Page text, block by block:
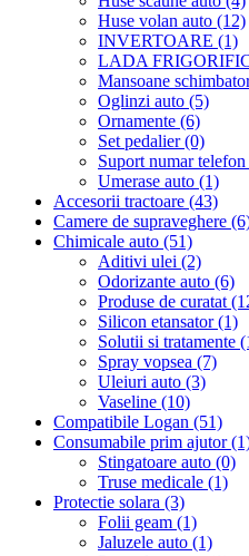
Huse volan auto (12)
INVERTOARE (1)
LADA
Mansoane
Oglinzi auto (5)
Ornamente (6)
Set pedalier (0)
Suport numar
Umerase auto (1)
Accesorii tractoare (43)
Camere de supraveghere
Chimicale auto (51)
Aditivi ulei (2)
Odorizante auto (6)
Produse de curatat
Silicon etansator (1)
Solutii si tratamente
Spray vopsea (7)
Uleiuri auto (3)
Vaseline (10)
Compatibile Logan (51)
Consumabile prim ajutor
Stingatoare auto (0)
Truse medicale (1)
Protectie solara (3)
Folii geam (1)
Jaluzele auto (1)